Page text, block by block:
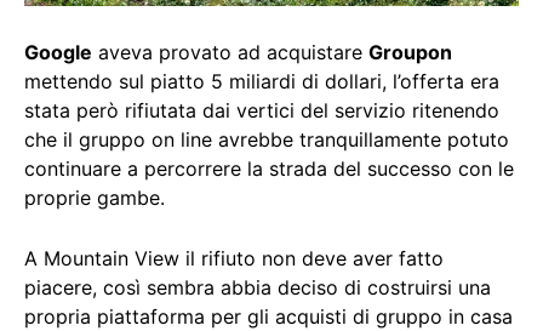
Google aveva provato ad acquistare Groupon
mettendo sul piatto 5 miliardi di dollari, l’offerta era
stata però rifiutata dai vertici del servizio ritenendo
che il gruppo on line avrebbe tranquillamente potuto
continuare a percorrere la strada del successo con le
proprie gambe.
A Mountain View il rifiuto non deve aver fatto
piacere, così sembra abbia deciso di costruirsi una
propria piattaforma per gli acquisti di gruppo in casa